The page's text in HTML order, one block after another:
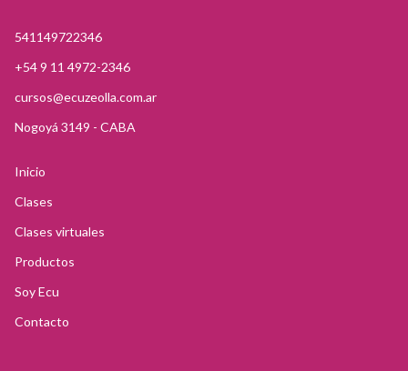
541149722346
+54 9 11 4972-2346
cursos@ecuzeolla.com.ar
Nogoyá 3149 - CABA
Inicio
Clases
Clases virtuales
Productos
Soy Ecu
Contacto